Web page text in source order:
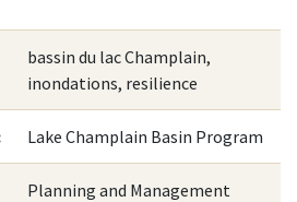
bassin du lac Champlain,
inondations, resilience
Lake Champlain Basin Program
Planning and Management